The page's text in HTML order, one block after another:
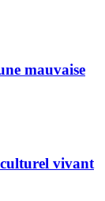
mauvaise
vivant